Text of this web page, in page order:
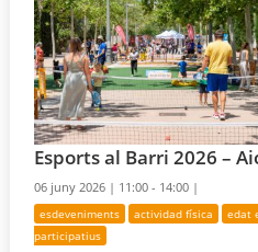
Esports al Barri 2026 –
06 juny 2026 | 11:00 - 14:00 |
esdeveniments actividad física edat
participatius